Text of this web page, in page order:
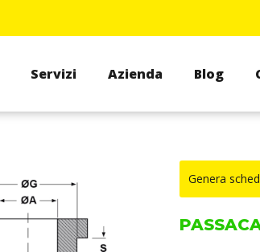
Servizi Azienda Blog
Genera